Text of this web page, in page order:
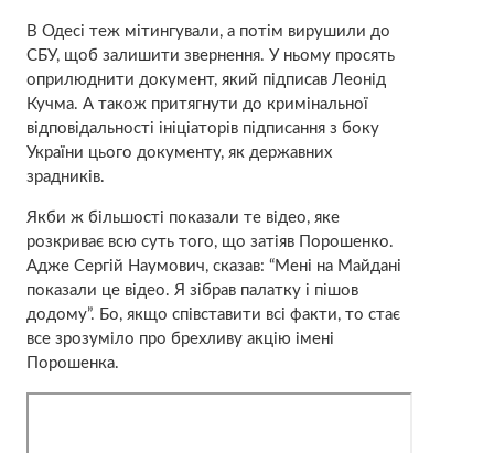
В Одесі теж мітингували, а потім вирушили до
СБУ, щоб залишити звернення. У ньому просять
оприлюднити документ, який підписав Леонід
Кучма. А також притягнути до кримінальної
відповідальності ініціаторів підписання з боку
України цього документу, як державних
зрадників.
Якби ж більшості показали те відео, яке
розкриває всю суть того, що затіяв Порошенко.
Адже Сергій Наумович, сказав: “Мені на Майдані
показали це відео. Я зібрав палатку і пішов
додому”. Бо, якщо співставити всі факти, то стає
все зрозуміло про брехливу акцію імені
Порошенка.